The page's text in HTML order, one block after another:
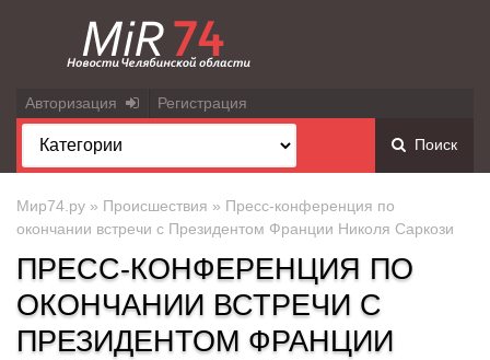
Авторизация Регистрация
Поиск
Мир74.ру » Происшествия » Пресс-конференция по
окончании встречи с Президентом Франции Николя Саркози
ПРЕСС-КОНФЕРЕНЦИЯ ПО
ОКОНЧАНИИ ВСТРЕЧИ С
ПРЕЗИДЕНТОМ ФРАНЦИИ